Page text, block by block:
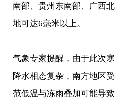
南部、贵州东南部、广西
地可达6毫米以上。
气象专家提醒，由于此次
降水相态复杂，南方地区
范低温与冻雨叠加可能导